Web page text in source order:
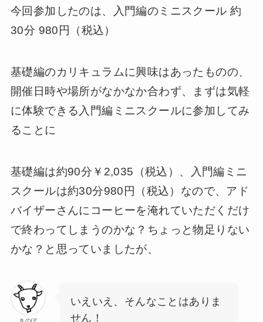
今回参加したのは、入門編のミニスクール 約
30分 980円（税込）
基礎編のカリキュラムに興味はあったものの、
開催日時や場所がなかなか合わず、まずは気軽
に体験できる入門編ミニスクールに参加してみ
ることに
基礎編は約90分￥2,035（税込）​​、入門編ミニ
スクールは約30分980円（税込）なので、アド
バイザーさんにコーヒーを淹れていただくだけ
で終わってしまうのかな？ちょっと物足りない
かな？と思っていましたが、
きのぽ
いえいえ、そんなことはありま
せん！